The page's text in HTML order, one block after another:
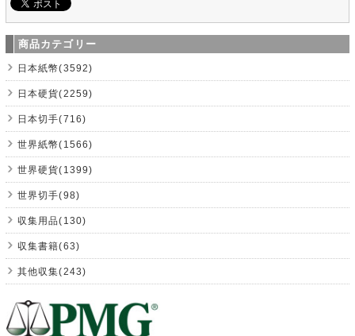
商品カテゴリー
日本紙幣(3592)
日本硬貨(2259)
日本切手(716)
世界紙幣(1566)
世界硬貨(1399)
世界切手(98)
収集用品(130)
収集書籍(63)
其他収集(243)